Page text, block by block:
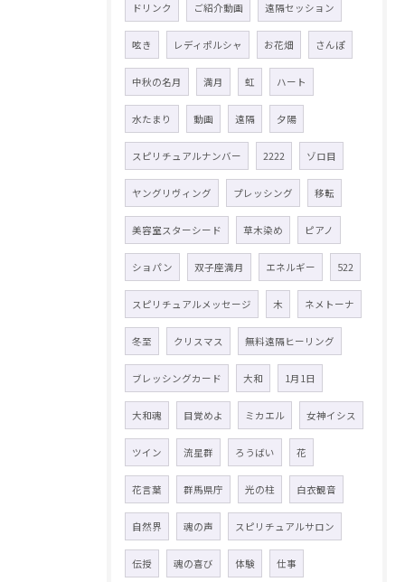
ドリンク ご紹介動画 遠隔セッション
呟き レディポルシャ お花畑 さんぽ
中秋の名月 満月 虹 ハート
水たまり 動画 遠隔 夕陽
スピリチュアルナンバー 2222 ゾロ目
ヤングリヴィング プレッシング 移転
美容室スターシード 草木染め ピアノ
ショパン 双子座満月 エネルギー 522
スピリチュアルメッセージ 木 ネメトーナ
冬至 クリスマス 無料遠隔ヒーリング
ブレッシングカード 大和 1月1日
大和魂 目覚めよ ミカエル 女神イシス
ツイン 流星群 ろうばい 花
花言葉 群馬県庁 光の柱 白衣観音
自然界 魂の声 スピリチュアルサロン
伝授 魂の喜び 体験 仕事